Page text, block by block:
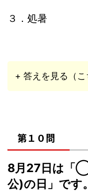
３．処暑
+ 答えを見る（こ
第１０問
8月27日は
公)の日」です。